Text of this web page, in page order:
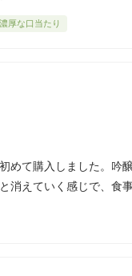
厚な口当たり
めて購入しました。吟
消えていく感じで、食